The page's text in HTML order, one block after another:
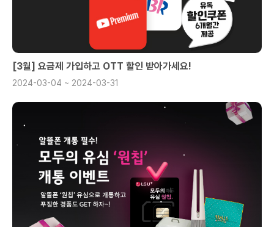
[3월] 요금제 가입하고 OTT 할인 받아가세요!
2024-03-04 ~ 2024-03-31